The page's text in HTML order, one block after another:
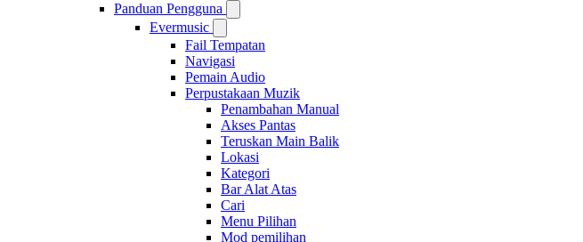
Panduan Pengguna
Evermusic
Fail Tempatan
Navigasi
Pemain Audio
Perpustakaan Muzik
Penambahan Manual
Akses Pantas
Teruskan Main Balik
Lokasi
Kategori
Bar Alat Atas
Cari
Menu Pilihan
Mod pemilihan